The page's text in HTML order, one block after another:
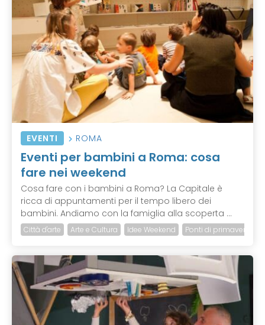
EVENTI ROMA
Eventi per bambini a Roma: cosa
fare nei weekend
Cosa fare con i bambini a Roma? La Capitale è
ricca di appuntamenti per il tempo libero dei
bambini. Andiamo con la famiglia alla scoperta ...
Città d'arte Arte e Cultura Idee Weekend Ponti di primavera